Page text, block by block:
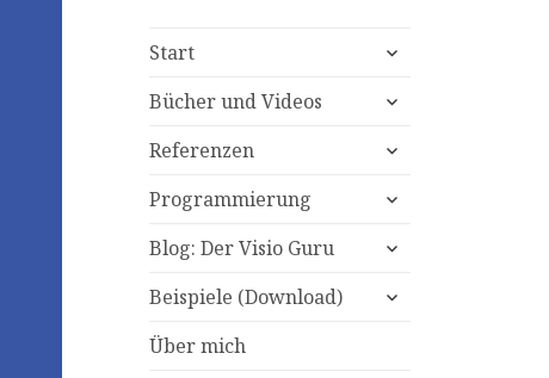
Start
expand
menu
Bücher und Videos
expand
menu
Referenzen
expand
menu
Programmierung
expand
menu
Blog: Der Visio Guru
expand
menu
Beispiele (Download)
expand
Über mich